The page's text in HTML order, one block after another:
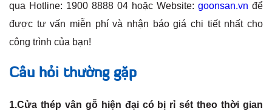
qua Hotline: 1900 8888 04 hoặc Website: goonsan.vn để
được tư vấn miễn phí và nhận báo giá chi tiết nhất cho
công trình của bạn!
Câu hỏi thường gặp
1.Cửa thép vân gỗ hiện đại có bị rỉ sét theo thời gian